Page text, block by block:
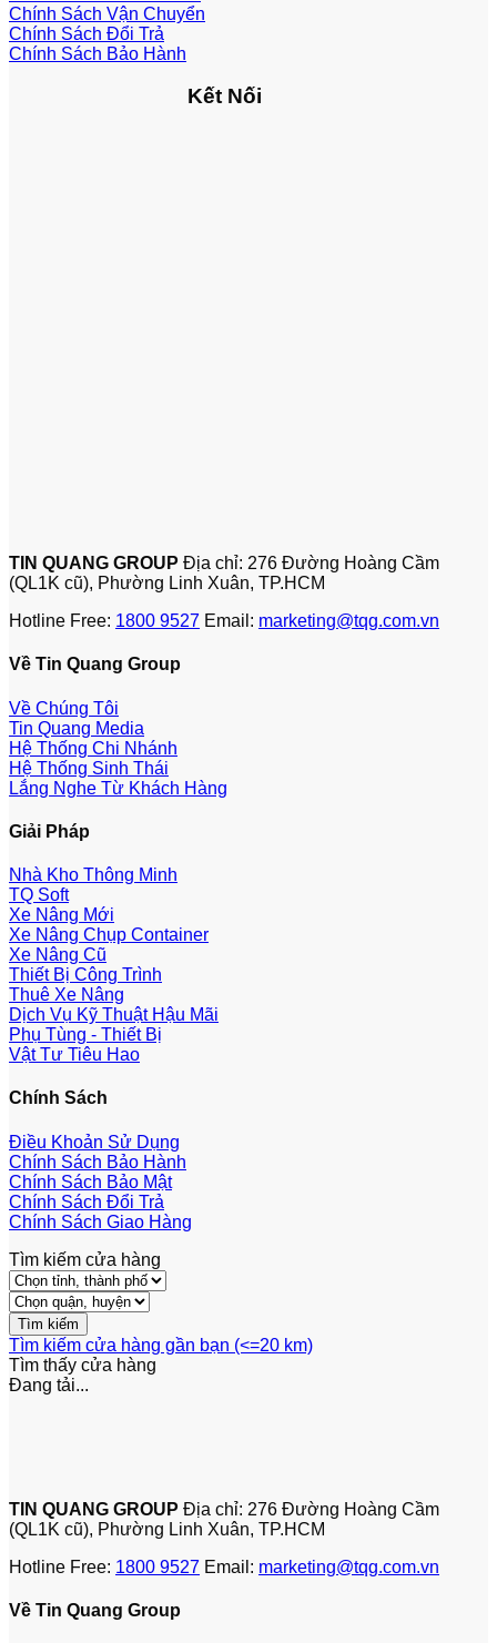
Chính Sách Vận Chuyển
Chính Sách Đổi Trả
Chính Sách Bảo Hành
Kết Nối
TIN QUANG GROUP Địa chỉ: 276 Đường Hoàng Cầm
(QL1K cũ), Phường Linh Xuân, TP.HCM
Hotline Free: 1800 9527 Email: marketing@tqg.com.vn
Về Tin Quang Group
Về Chúng Tôi
Tin Quang Media
Hệ Thống Chi Nhánh
Hệ Thống Sinh Thái
Lắng Nghe Từ Khách Hàng
Giải Pháp
Nhà Kho Thông Minh
TQ Soft
Xe Nâng Mới
Xe Nâng Chụp Container
Xe Nâng Cũ
Thiết Bị Công Trình
Thuê Xe Nâng
Dịch Vụ Kỹ Thuật Hậu Mãi
Phụ Tùng - Thiết Bị
Vật Tư Tiêu Hao
Chính Sách
Điều Khoản Sử Dụng
Chính Sách Bảo Hành
Chính Sách Bảo Mật
Chính Sách Đổi Trả
Chính Sách Giao Hàng
Tìm kiếm cửa hàng
Tìm kiếm cửa hàng gần bạn (<=20 km)
Tìm thấy cửa hàng
Đang tải...
TIN QUANG GROUP Địa chỉ: 276 Đường Hoàng Cầm
(QL1K cũ), Phường Linh Xuân, TP.HCM
Hotline Free: 1800 9527 Email: marketing@tqg.com.vn
Về Tin Quang Group